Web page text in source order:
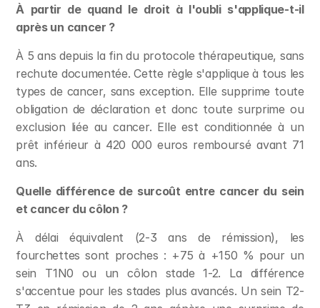
À partir de quand le droit à l'oubli s'applique-t-il
après un cancer ?
À 5 ans depuis la fin du protocole thérapeutique, sans
rechute documentée. Cette règle s'applique à tous les
types de cancer, sans exception. Elle supprime toute
obligation de déclaration et donc toute surprime ou
exclusion liée au cancer. Elle est conditionnée à un
prêt inférieur à 420 000 euros remboursé avant 71
ans.
Quelle différence de surcoût entre cancer du sein
et cancer du côlon ?
À délai équivalent (2-3 ans de rémission), les
fourchettes sont proches : +75 à +150 % pour un
sein T1N0 ou un côlon stade 1-2. La différence
s'accentue pour les stades plus avancés. Un sein T2-